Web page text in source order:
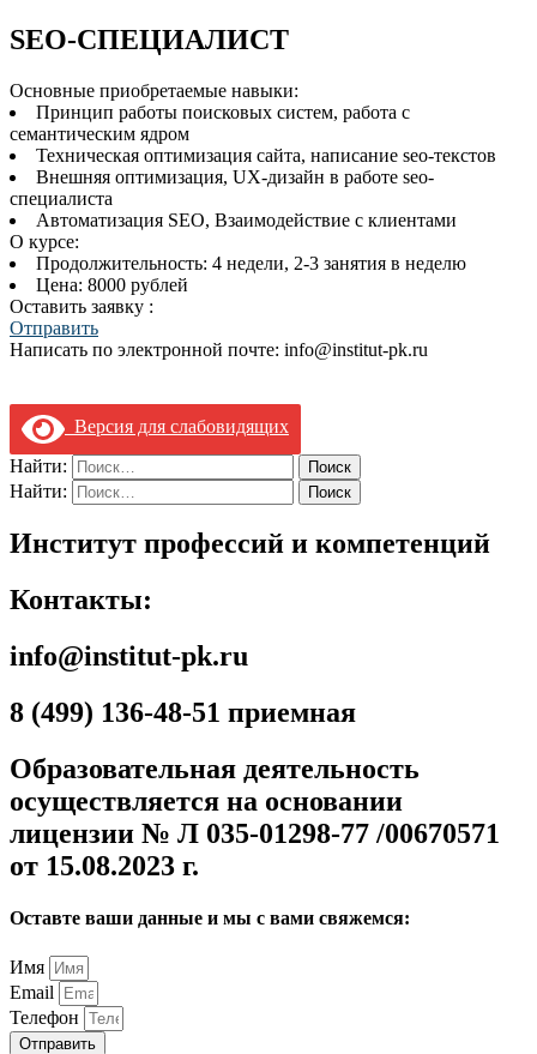
SEO-СПЕЦИАЛИСТ
Основные приобретаемые навыки:
Принцип работы поисковых систем, работа с
семантическим ядром
Техническая оптимизация сайта, написание seo-текстов
Внешняя оптимизация, UX-дизайн в работе seo-
специалиста
Автоматизация SEO, Взаимодействие с клиентами
О курсе:
Продолжительность: 4 недели, 2-3 занятия в неделю
Цена: 8000 рублей
Оставить заявку :
Отправить
Написать по электронной почте: info@institut-pk.ru
Версия для слабовидящих
Найти:
Найти:
Институт профессий и компетенций
Контакты:
info@institut-pk.ru
8 (499) 136-48-51 приемная
Образовательная деятельность
осуществляется на основании
лицензии № Л 035-01298-77 /00670571
от 15.08.2023 г.
Оставте ваши данные и мы с вами свяжемся:
Имя
Email
Телефон
Отправить